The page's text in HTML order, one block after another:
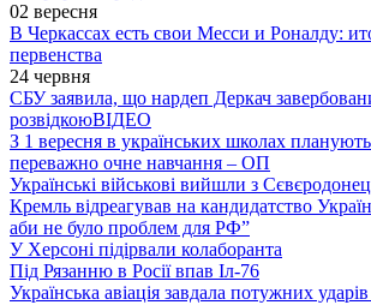
02 вересня
В Черкассах есть свои Месси и Роналду:
первенства
24 червня
СБУ заявила, що нардеп Деркач
розвідкоюВІДЕО
З 1 вересня в українських школах
переважно очне навчання – ОП
Українські військові вийшли з
Кремль відреагував на кандидатство
аби не було проблем для РФ”
У Херсоні підірвали колаборанта
Під Рязанню в Росії впав Іл-76
Українська авіація завдала потужних